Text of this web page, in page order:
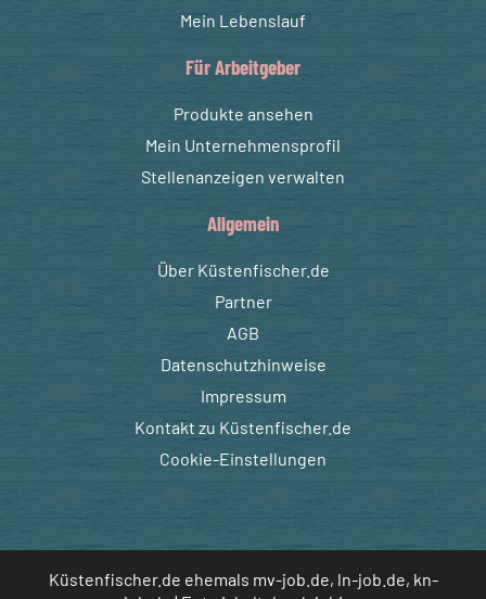
Mein Lebenslauf
Für Arbeitgeber
Produkte ansehen
Mein Unternehmensprofil
Stellenanzeigen verwalten
Allgemein
Über Küstenfischer.de
Partner
AGB
Datenschutzhinweise
Impressum
Kontakt zu Küstenfischer.de
Cookie-Einstellungen
Küstenfischer.de ehemals mv-job.de, ln-job.de, kn-